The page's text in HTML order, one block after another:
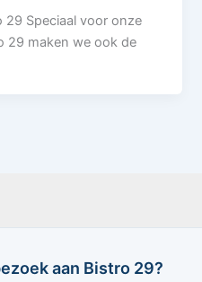
29 Speciaal voor onze
29 maken we ook de
aan Bistro 29?